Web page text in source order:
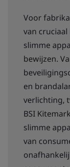
Voor
van
slimme
bewijzen.
en
verlichting,
BSI
slimme
van